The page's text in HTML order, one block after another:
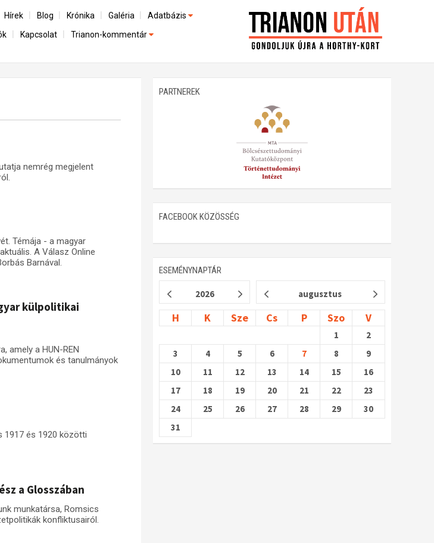
társadalom
működéséről
Hírek Blog Krónika Galéria Adatbázis
Emlékművek (feltöltés alatt)
Kapcsolat Trianon-kommentár
nemrég megjelent
Témája - a magyar
A Válasz Online
Barnával.
külpolitikai
amely a HUN-REN
és tanulmányok
1917 és 1920 közötti
a Glosszában
munkatársa, Romsics
konfliktusairól.
PARTNEREK
FACEBOOK KÖZÖSSÉG
ESEMÉNYNAPTÁR
2026 augusztus
H K Sze Cs P Szo V
1
2
3
4 5 6 7 8
9
10
11 12 13 14 15
16
17
18 19 20 21 22
23
24
25 26 27 28 29
30
31